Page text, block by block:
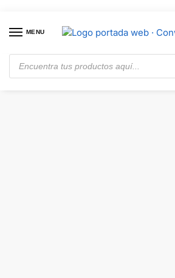
MENU
Inicio / Redes / Puentes y Enrutadores TP-